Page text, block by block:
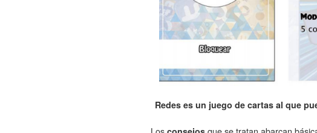
Redes es un juego de cartas al que